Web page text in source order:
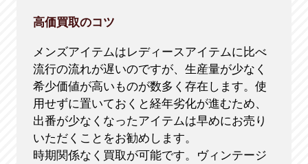
高価買取のコツ
メンズアイテムはレディースアイテムに比べ
流行の流れが遅いのですが、生産量が少なく
希少価値が高いものが数多く存在します。使
用せずに置いておくと経年劣化が進むため、
出番が少なくなったアイテムは早めにお売り
いただくことをお勧めします。
時期関係なく買取が可能です。ヴィンテージ